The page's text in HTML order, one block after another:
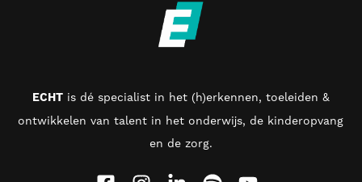
ECHTis dé specialist in het (h)erkennen, toeleiden &
ontwikkelen van talent in het onderwijs, de kinderopvang
en de zorg.